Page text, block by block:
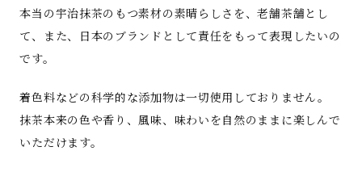
本当の宇治抹茶のもつ素材の素晴らしさを、老舗茶舗とし
て、また、日本のブランドとして責任をもって表現したいの
です。
着色料などの科学的な添加物は一切使用しておりません。
抹茶本来の色や香り、風味、味わいを自然のままに楽しんで
いただけます。